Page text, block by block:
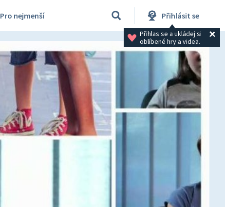
Pro nejmenší Přihlásit se
Přihlas se a ukládej si
oblíbené hry a videa.